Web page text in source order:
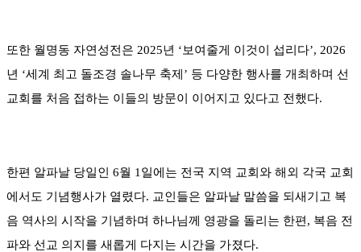
또한 월명동 자연성전은 2025년 ‘보여줄게 이것이 섭리다’, 2026
년 ‘세계 최고 돌조경 솔나무 축제’ 등 다양한 행사를 개최하며 선
교회를 처음 접하는 이들의 방문이 이어지고 있다고 전했다.
한편 알파날 당일인 6월 1일에는 전국 지역 교회와 해외 각국 교회
에서도 기념행사가 열렸다. 교인들은 알파날 말씀을 되새기고 복
음 역사의 시작을 기념하며 하나님께 영광을 돌리는 한편, 복음 전
파와 선교 의지를 새롭게 다지는 시간을 가졌다.